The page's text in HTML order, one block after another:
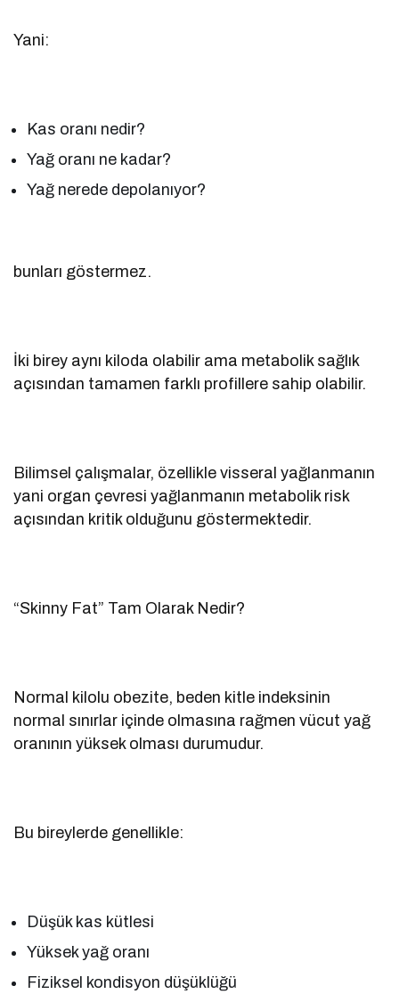
Yani:
Kas oranı nedir?
Yağ oranı ne kadar?
Yağ nerede depolanıyor?
bunları göstermez.
İki birey aynı kiloda olabilir ama metabolik sağlık
açısından tamamen farklı profillere sahip olabilir.
Bilimsel çalışmalar, özellikle visseral yağlanmanın
yani organ çevresi yağlanmanın metabolik risk
açısından kritik olduğunu göstermektedir.
“Skinny Fat” Tam Olarak Nedir?
Normal kilolu obezite, beden kitle indeksinin
normal sınırlar içinde olmasına rağmen vücut yağ
oranının yüksek olması durumudur.
Bu bireylerde genellikle:
Düşük kas kütlesi
Yüksek yağ oranı
Fiziksel kondisyon düşüklüğü